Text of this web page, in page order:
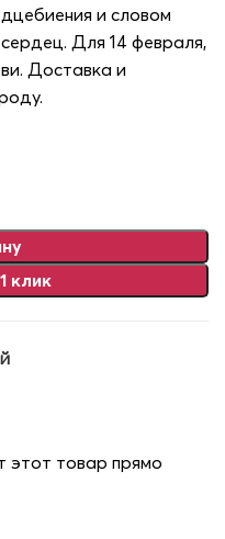
и словом
Для 14 февраля,
Доставка и
клик
этот товар прямо